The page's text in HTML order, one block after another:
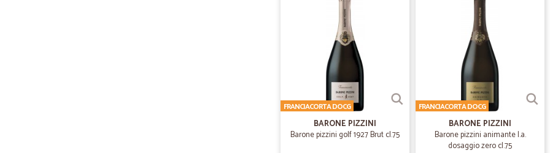
Veloci e puntuali
Veloci e puntuali servizio ottimo
La puntualità e la qualità
La puntualità e la qualità della
BARONE PIZZINI
Barone pizzini golf 1927 Brut cl.75
FRANCIACORTA DOCG
BARONE PIZZINI
Barone pizzini animante l.a.
dosaggio zero cl.75
FRANCIACORTA DOCG